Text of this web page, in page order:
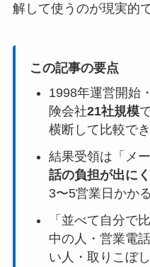
解して使うのが現実的で
この記事の要点
1998年運営開始
険会社21社規模
横断して比較で
結果受領は「メ
話の負担が出に
3〜5営業日かかる
「並べて自分で
中の人・営業電
い人・取りこぼ